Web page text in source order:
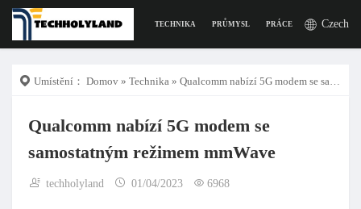
TECHNIKA PRŮMYSL PRÁCE DIGITÁLNÍ
Czech
Umístění： Domov » Technika » Qualcomm nabízí 5G modem se samostatným režimem mmWave
Qualcomm nabízí 5G modem se
samostatným režimem mmWave
techholyland 01/04/2023 6968